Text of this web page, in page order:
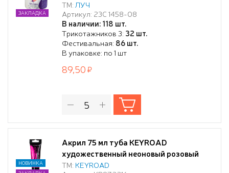
ТМ:ЛУЧ
Артикул: 23С 1458-08
В наличии: 118 шт.
Трикотажников 3: 32 шт.
Фестивальная: 86 шт.
В упаковке: по 1 шт
ЗАКЛАДКА
89,50
Акрил 75 мл туба KEYROAD
художественный неоновый розовый
ТМ: KEYROAD
НОВИНКА